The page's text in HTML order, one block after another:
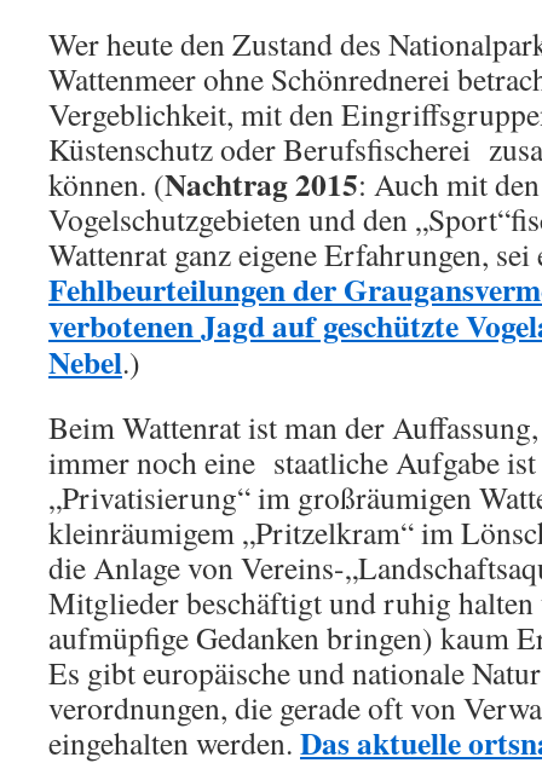
Wer heute den Zustand des
Wattenmeer ohne Schönrednerei
Vergeblichkeit, mit den
Küstenschutz oder Berufsfischerei
können. (Nachtrag 2015: Auch mit
Vogelschutzgebieten und den
Wattenrat ganz eigene Erfahrungen,
Fehlbeurteilungen der
verbotenen Jagd auf geschützte
Nebel.)
Beim Wattenrat ist man der
immer noch eine staatliche Aufgabe
„Privatisierung“ im großräumigen
kleinräumigem „Pritzelkram“ im
die Anlage von Vereins-
Mitglieder beschäftigt und ruhig
aufmüpfige Gedanken bringen) kaum
Es gibt europäische und nationale
verordnungen, die gerade oft von
eingehalten werden. Das aktuelle